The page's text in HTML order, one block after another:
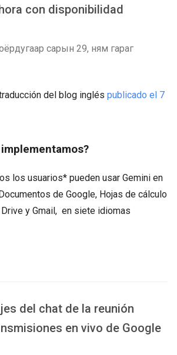
con disponibilidad
сарын 29, ням гараг
del blog inglés publicado el 7
los usuarios* pueden usar Gemini en
de Google, Hojas de cálculo
y Gmail, en siete idiomas
del chat de la reunión
en vivo de Google